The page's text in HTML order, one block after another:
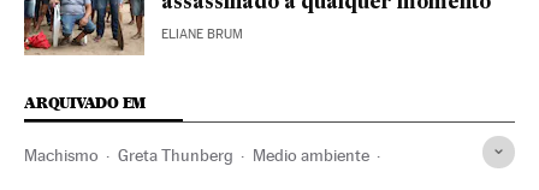
ELIANE BRUM
ARQUIVADO EM
Machismo Greta Thunberg Medio ambiente